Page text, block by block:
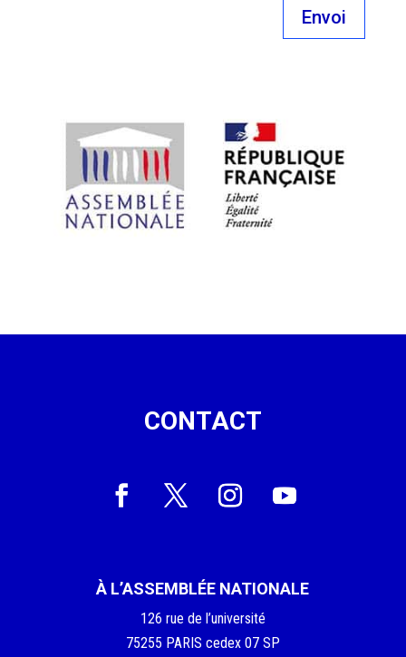
Envoi
CONTACT
À L’ASSEMBLÉE NATIONALE
126 rue de l’université
75255 PARIS cedex 07 SP